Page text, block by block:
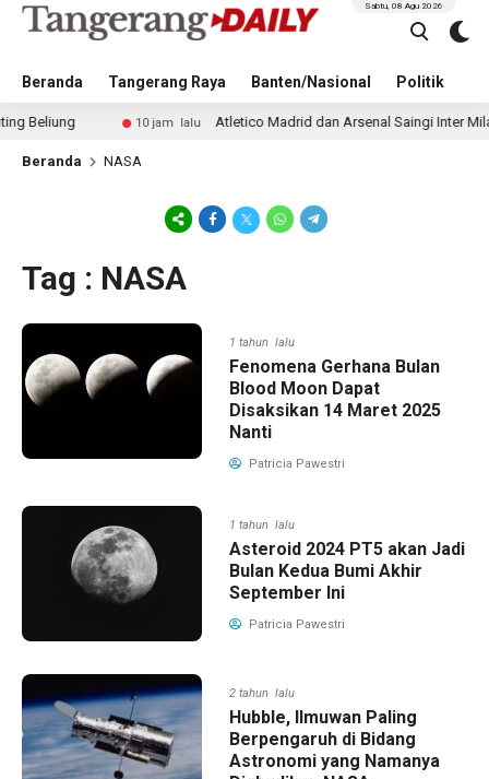
Beranda Tangerang Raya Banten/Nasional Politik
Sabtu, 08 Agu 2026
10 jam lalu Atletico Madrid dan Arsenal Saingi Inter Milan
Beranda NASA
Tag : NASA
1 tahun lalu
Fenomena Gerhana Bulan
Blood Moon Dapat
Disaksikan 14 Maret 2025
Nanti
Patricia Pawestri
1 tahun lalu
Asteroid 2024 PT5 akan Jadi
Bulan Kedua Bumi Akhir
September Ini
Patricia Pawestri
2 tahun lalu
Hubble, Ilmuwan Paling
Berpengaruh di Bidang
Astronomi yang Namanya